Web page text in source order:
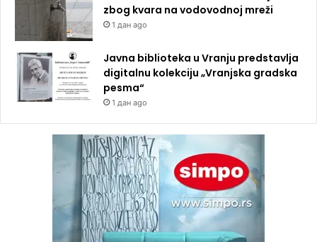
zbog kvara na vodovodnoj mreži
1 дан ago
Javna biblioteka u Vranju predstavlja
digitalnu kolekciju „Vranjska gradska
pesma“
1 дан ago